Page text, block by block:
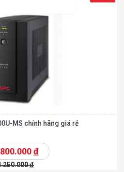
MS chính hãng giá rẻ
đ
đ